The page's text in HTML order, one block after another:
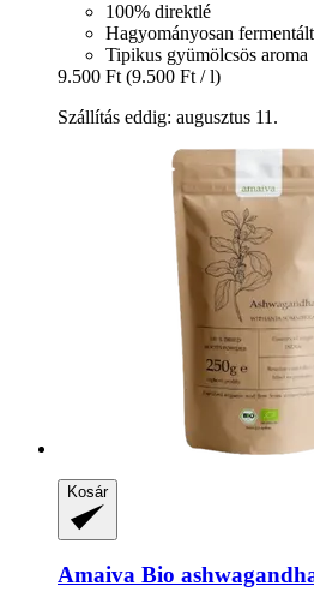
100% direktlé
Hagyományosan fermentált
Tipikus gyümölcsös aroma
9.500 Ft (9.500 Ft / l)
Szállítás eddig: augusztus 11.
Kosár
Amaiva Bio